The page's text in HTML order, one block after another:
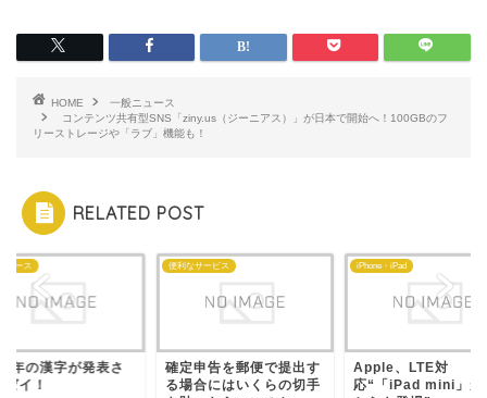
HOME
一般ニュース
コンテンツ共有型SNS「ziny.us（ジーニアス）」が日本で開始へ！100GBのフ
リーストレージや「ラブ」機能も！
RELATED POST
ュース
年の漢字が発表さ
イ！
便利なサービス
確定申告を郵便で提出す
る場合にはいくらの切手
iPhone・iPad
Apple、LTE対
応“「iPad mini」が